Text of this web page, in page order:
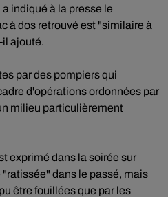
indiqué à la presse le
à dos retrouvé est "similaire à
il ajouté.
par des pompiers qui
d'opérations ordonnées par
milieu particulièrement
exprimé dans la soirée sur
dans le passé, mais
être fouillées que par les